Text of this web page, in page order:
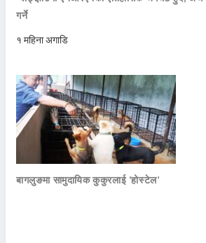
गर्ने
१ महिना अगाडि
बागलुङमा सामुदायिक कुकुरलाई ‘होस्टेल’